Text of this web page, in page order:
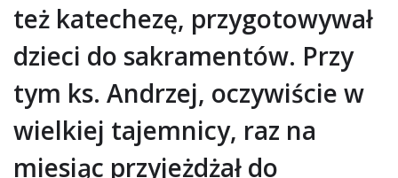
też katechezę, przygotowywał
dzieci do sakramentów. Przy
tym ks. Andrzej, oczywiście w
wielkiej tajemnicy, raz na
miesiąc przyjeżdżał do